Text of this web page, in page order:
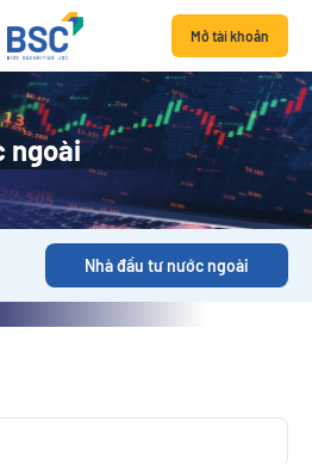
Mở tài khoản
ngoài
Nhà đầu tư nước ngoài